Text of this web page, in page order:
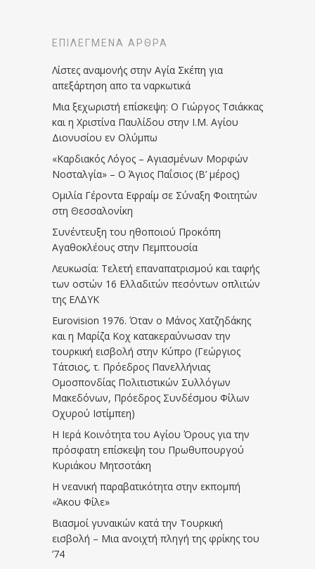
ΕΠΙΛΕΓΜΈΝΑ ΆΡΘΡΑ
Λίστες αναμονής στην Αγία Σκέπη για
απεξάρτηση απο τα ναρκωτικά
Μια ξεχωριστή επίσκεψη: Ο Γιώργος Τσιάκκας
και η Χριστίνα Παυλίδου στην Ι.Μ. Αγίου
Διονυσίου εν Ολύμπω
«Καρδιακός Λόγος – Αγιασμένων Μορφών
Νοσταλγία» – Ο Άγιος Παΐσιος (Β’ μέρος)
Ομιλία Γέροντα Εφραίμ σε Σύναξη Φοιτητών
στη Θεσσαλονίκη
Συνέντευξη του ηθοποιού Προκόπη
Αγαθοκλέους στην Πεμπτουσία
Λευκωσία: Τελετή επαναπατρισμού και ταφής
των οστών 16 Ελλαδιτών πεσόντων οπλιτών
της ΕΛΔΥΚ
Eurovision 1976. Όταν ο Μάνος Χατζηδάκης
και η Μαρίζα Κοχ κατακεραύνωσαν την
τουρκική εισβολή στην Κύπρο (Γεώργιος
Τάτσιος, τ. Πρόεδρος Πανελλήνιας
Ομοσπονδίας Πολιτιστικών Συλλόγων
Μακεδόνων, Πρόεδρος Συνδέσμου Φίλων
Οχυρού Ιστίμπεη)
Η Ιερά Κοινότητα του Αγίου Όρους για την
πρόσφατη επίσκεψη του Πρωθυπουργού
Κυριάκου Μητσοτάκη
Η νεανική παραβατικότητα στην εκπομπή
«Άκου Φίλε»
Βιασμοί γυναικών κατά την Τουρκική
εισβολή – Μια ανοιχτή πληγή της φρίκης του
’74